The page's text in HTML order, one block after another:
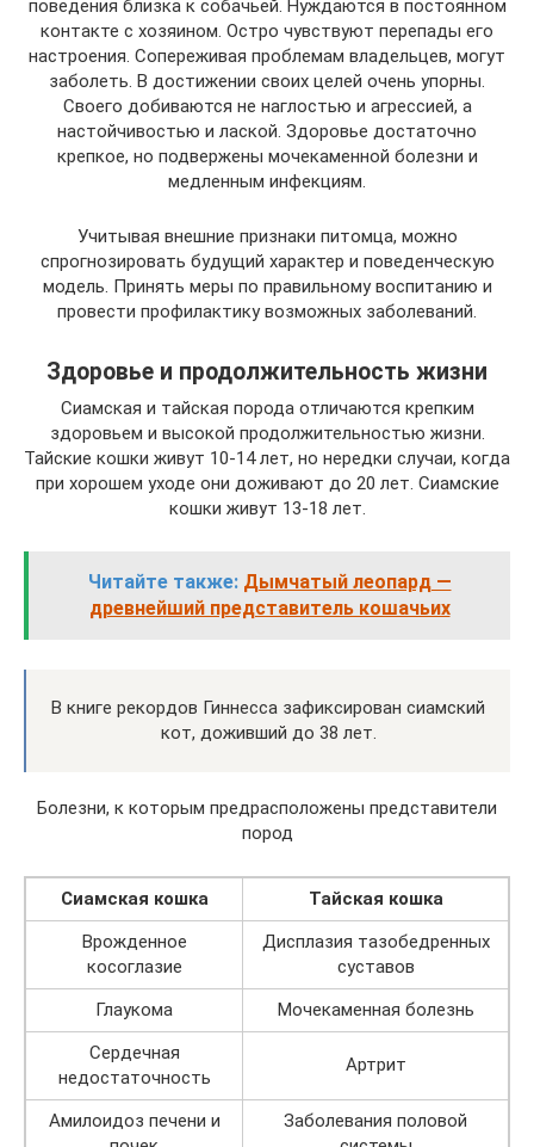
поведения близка к собачьей. Нуждаются в постоянном
контакте с хозяином. Остро чувствуют перепады его
настроения. Сопереживая проблемам владельцев, могут
заболеть. В достижении своих целей очень упорны.
Своего добиваются не наглостью и агрессией, а
настойчивостью и лаской. Здоровье достаточно
крепкое, но подвержены мочекаменной болезни и
медленным инфекциям.
Учитывая внешние признаки питомца, можно
спрогнозировать будущий характер и поведенческую
модель. Принять меры по правильному воспитанию и
провести профилактику возможных заболеваний.
Здоровье и продолжительность жизни
Сиамская и тайская порода отличаются крепким
здоровьем и высокой продолжительностью жизни.
Тайские кошки живут 10-14 лет, но нередки случаи, когда
при хорошем уходе они доживают до 20 лет. Сиамские
кошки живут 13-18 лет.
Читайте также: Дымчатый леопард —
древнейший представитель кошачьих
В книге рекордов Гиннесса зафиксирован сиамский
кот, доживший до 38 лет.
Болезни, к которым предрасположены представители
пород
Сиамская кошка
Тайская кошка
Врожденное
косоглазие
Дисплазия тазобедренных
суставов
Глаукома
Мочекаменная болезнь
Сердечная
недостаточность
Артрит
Амилоидоз печени и
Заболевания половой